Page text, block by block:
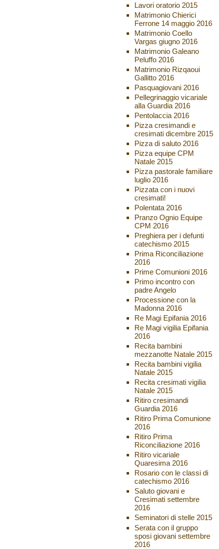
Lavori oratorio 2015
Matrimonio Chierici
Ferrone 14 maggio 2016
Matrimonio Coello
Vargas giugno 2016
Matrimonio Galeano
Peluffo 2016
Matrimonio Rizqaoui
Gallitto 2016
Pasquagiovani 2016
Pellegrinaggio vicariale
alla Guardia 2016
Pentolaccia 2016
Pizza cresimandi e
cresimati dicembre 2015
Pizza di saluto 2016
Pizza equipe CPM
Natale 2015
Pizza pastorale familiare
luglio 2016
Pizzata con i nuovi
cresimati!
Polentata 2016
Pranzo Ognio Equipe
CPM 2016
Preghiera per i defunti
catechismo 2015
Prima Riconciliazione
2016
Prime Comunioni 2016
Primo incontro con
padre Angelo
Processione con la
Madonna 2016
Re Magi Epifania 2016
Re Magi vigilia Epifania
2016
Recita bambini
mezzanotte Natale 2015
Recita bambini vigilia
Natale 2015
Recita cresimati vigilia
Natale 2015
Ritiro cresimandi
Guardia 2016
Ritiro Prima Comunione
2016
Ritiro Prima
Riconciliazione 2016
Ritiro vicariale
Quaresima 2016
Rosario con le classi di
catechismo 2016
Saluto giovani e
Cresimati settembre
2016
Seminatori di stelle 2015
Serata con il gruppo
sposi giovani settembre
2016